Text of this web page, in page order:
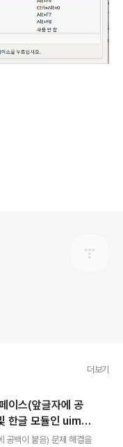
더보기
이스(앞글자에 공
한글 모듈인 uim-
공백이 붙음) 문제 해결을